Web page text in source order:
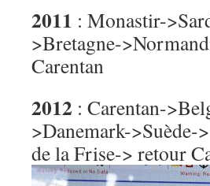
2011 : Monastir-
>Bretagne-
Carentan
2012 : Carentan-
>Danemark-
de la Frise-> retour